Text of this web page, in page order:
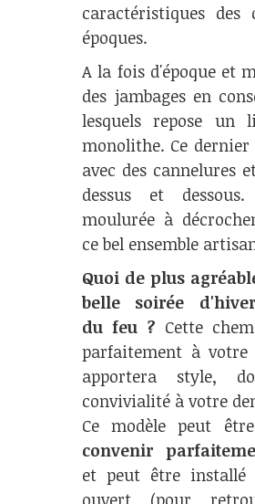
caractéristiques des
époques.
A la fois d'époque et
des jambages en
lesquels repose un
monolithe. Ce
avec des cannelures
dessus et
moulurée à
ce bel ensemble
Quoi de plus
belle soirée
du feu ? Cette
parfaitement à
apportera style,
convivialité à votre
Ce modèle peut
convenir
et peut être installé
ouvert (pour